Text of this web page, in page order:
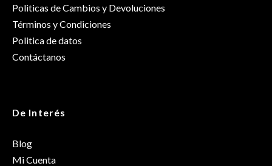
Politicas de Cambios y Devoluciones
Términos y Condiciones
Politica de datos
Contáctanos
De Interés
Blog
Mi Cuenta